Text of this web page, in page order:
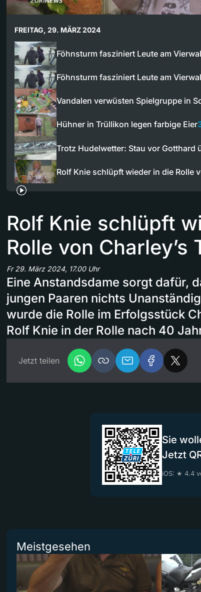
FREITAG, 29. MÄRZ 2024
Föhnsturm fasziniert Leute am
Föhnsturm fasziniert Leute am
Vandalen verwüsten Spielgruppe in
Hühner in Trüllikon legen farbige Eier
Trotz Hudelwetter: Stau vor Gotthard
Rolf Knie schlüpft wieder in die Rolle
Rolf Knie schlüpft
Rolle von Charley’s
Fr 29. März 2024, 17.00 Uhr
Eine Anstandsdame sorgt dafür,
jungen Paaren nichts
wurde die Rolle im Erfolgsstück
Rolf Knie in der Rolle nach 40
Jetzt teilen
Sie
Jetzt
iOS: ★ 4.4
Meistgesehen